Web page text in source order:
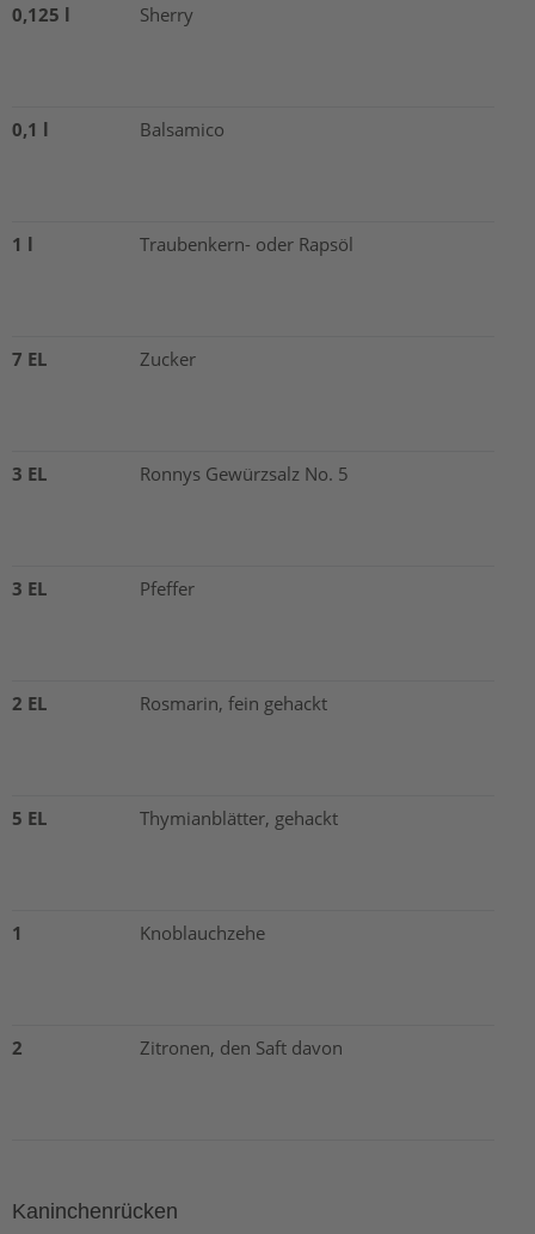
0,125 l Sherry
0,1 l Balsamico
1 l Traubenkern- oder Rapsöl
7 EL Zucker
3 EL Ronnys Gewürzsalz No. 5
3 EL Pfeffer
2 EL Rosmarin, fein gehackt
5 EL Thymianblätter, gehackt
1 Knoblauchzehe
2 Zitronen, den Saft davon
Kaninchenrücken